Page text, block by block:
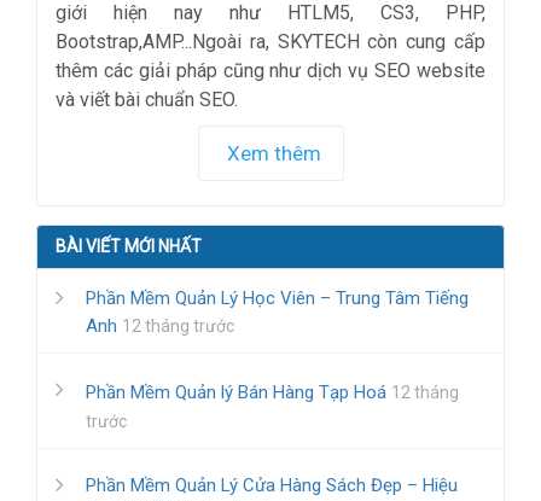
giới hiện nay như HTLM5, CS3, PHP,
Bootstrap,AMP...Ngoài ra, SKYTECH còn cung cấp
thêm các giải pháp cũng như dịch vụ SEO website
và viết bài chuẩn SEO.
Xem thêm
BÀI VIẾT MỚI NHẤT
Phần Mềm Quản Lý Học Viên – Trung Tâm Tiếng
Anh 12 tháng trước
Phần Mềm Quản lý Bán Hàng Tạp Hoá 12 tháng
trước
Phần Mềm Quản Lý Cửa Hàng Sách Đẹp – Hiệu